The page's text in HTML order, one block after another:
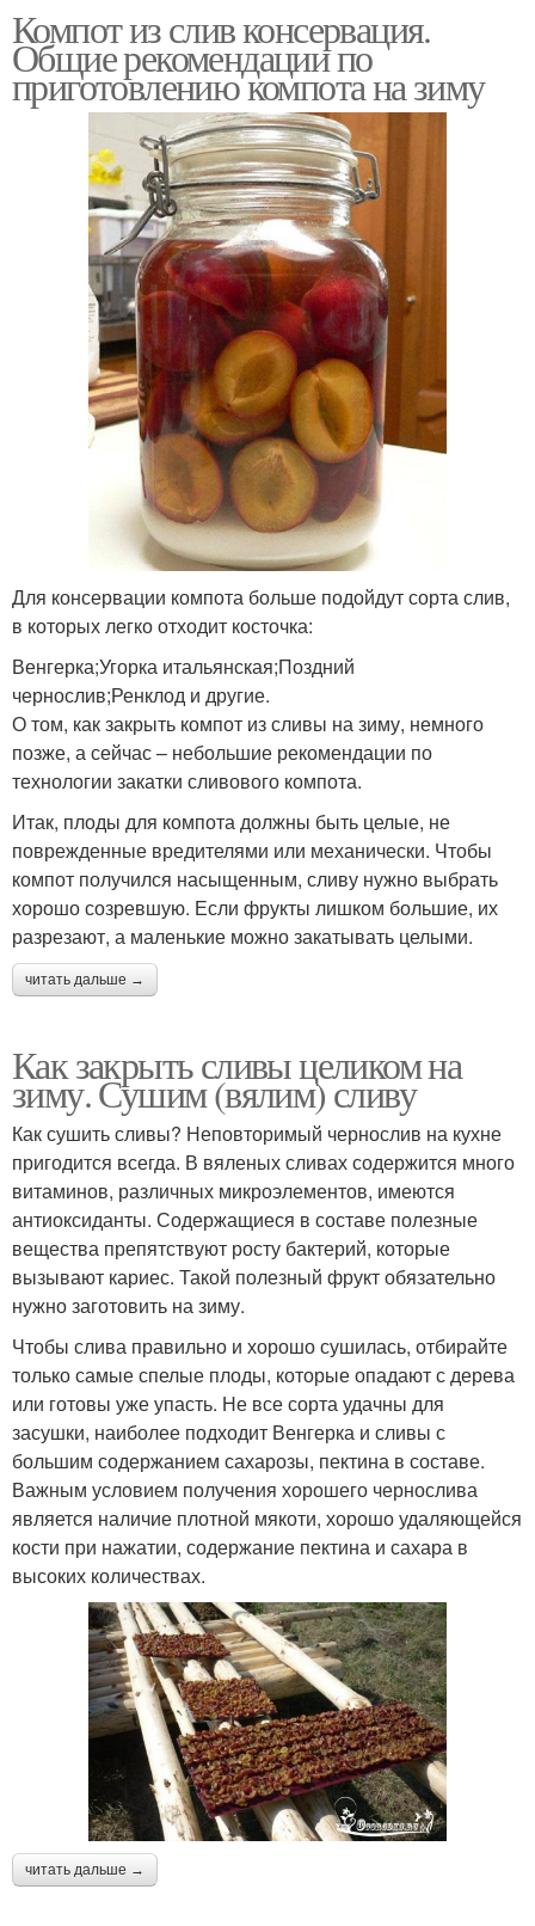
Компот из слив консервация.
Общие рекомендации по
приготовлению компота на зиму
Для консервации компота больше подойдут сорта слив,
в которых легко отходит косточка:
Венгерка;Угорка итальянская;Поздний
чернослив;Ренклод и другие.
О том, как закрыть компот из сливы на зиму, немного
позже, а сейчас – небольшие рекомендации по
технологии закатки сливового компота.
Итак, плоды для компота должны быть целые, не
поврежденные вредителями или механически. Чтобы
компот получился насыщенным, сливу нужно выбрать
хорошо созревшую. Если фрукты лишком большие, их
разрезают, а маленькие можно закатывать целыми.
читать дальше →
Как закрыть сливы целиком на
зиму. Сушим (вялим) сливу
Как сушить сливы? Неповторимый чернослив на кухне
пригодится всегда. В вяленых сливах содержится много
витаминов, различных микроэлементов, имеются
антиоксиданты. Содержащиеся в составе полезные
вещества препятствуют росту бактерий, которые
вызывают кариес. Такой полезный фрукт обязательно
нужно заготовить на зиму.
Чтобы слива правильно и хорошо сушилась, отбирайте
только самые спелые плоды, которые опадают с дерева
или готовы уже упасть. Не все сорта удачны для
засушки, наиболее подходит Венгерка и сливы с
большим содержанием сахарозы, пектина в составе.
Важным условием получения хорошего чернослива
является наличие плотной мякоти, хорошо удаляющейся
кости при нажатии, содержание пектина и сахара в
высоких количествах.
читать дальше →